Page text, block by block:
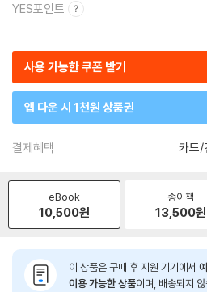
YES포인트
사용 가능한 쿠폰 받기
앱 다운 시 1천원 상품권
결제혜택 카드/
eBook
10,500원
종이책
13,500원
이 상품은 구매 후 지원 기기에서
이용 가능한 상품이며, 배송되지 않